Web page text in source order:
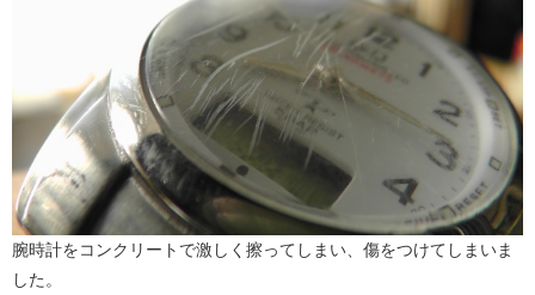
腕時計をコンクリートで激しく擦ってしまい、傷をつけてしまいま
した。